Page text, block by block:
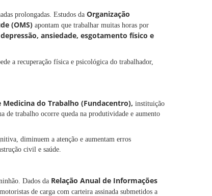
prolongadas. Estudos da Organização
(OMS) apontam que trabalhar muitas horas por
ansiedade, esgotamento físico e
a recuperação física e psicológica do trabalhador,
Medicina do Trabalho (Fundacentro), instituição
trabalho ocorre queda na produtividade e aumento
diminuem a atenção e aumentam erros
civil e saúde.
Dados da Relação Anual de Informações
de carga com carteira assinada submetidos a